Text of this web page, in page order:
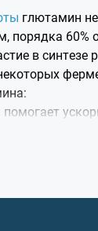
глютамин
60%
в синтезе